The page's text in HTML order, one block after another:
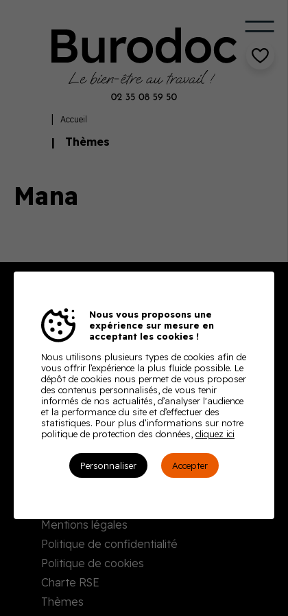
Accueil
Thèmes
Mana
Burodoc
2, rue Richard Waddington
76160 Darnétal
Tél. : 02 35 08 59 50
Envoyer un email
Qui sommes-nous
Seconde main
Mentions légales
Politique de confidentialité
Politique de cookies
Charte RSE
Thèmes
Nous vous proposons une
expérience sur mesure en
acceptant les cookies !
Nous utilisons plusieurs types de cookies afin de
vous offrir l’expérience la plus fluide possible. Le
dépôt de cookies nous permet de vous proposer
des contenus personnalisés, de vous tenir
informés de nos actualités, d’analyser l'audience
et la performance du site et d’effectuer des
statistiques. Pour plus d’informations sur notre
politique de protection des données, cliquez ici
Personnaliser Accepter